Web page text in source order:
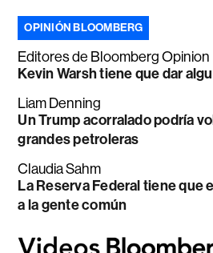
OPINIÓN BLOOMBERG
Editores de Bloomberg Opinion
Kevin Warsh tiene que dar
Liam Denning
Un Trump acorralado podría
grandes petroleras
Claudia Sahm
La Reserva Federal tiene que
a la gente común